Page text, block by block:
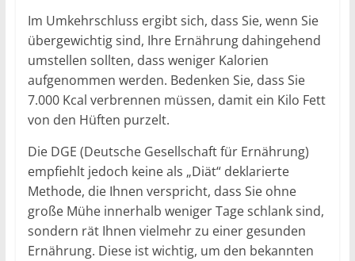
Im Umkehrschluss ergibt sich, dass Sie, wenn Sie
übergewichtig sind, Ihre Ernährung dahingehend
umstellen sollten, dass weniger Kalorien
aufgenommen werden. Bedenken Sie, dass Sie
7.000 Kcal verbrennen müssen, damit ein Kilo Fett
von den Hüften purzelt.
Die DGE (Deutsche Gesellschaft für Ernährung)
empfiehlt jedoch keine als „Diät“ deklarierte
Methode, die Ihnen verspricht, dass Sie ohne
große Mühe innerhalb weniger Tage schlank sind,
sondern rät Ihnen vielmehr zu einer gesunden
Ernährung. Diese ist wichtig, um den bekannten